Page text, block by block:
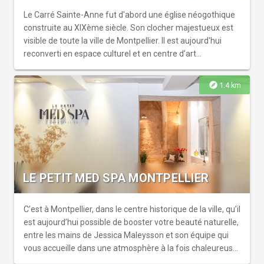
français, de Veronese et Zurbaran à Pierre Soulages, en
passant par Delacroix, Courbet et Frédéric Bazille.
Le Carré Sainte-Anne fut d'abord une église néogothique
construite au XIXème siècle. Son clocher majestueux est
visible de toute la ville de Montpellier. Il est aujourd'hui
reconverti en espace culturel et en centre d’art
toujours cherché à privilégier les artistes contemporains
locaux (peintres, photographes, plasticiens etc...) en leur
offrant un espace culturel dédié à tous les arts. Sa nef
réaménagée propose un espace de 600 m2.
explore 1.4 km
LE PETIT MED SPA MONTPELLIER
C’est à Montpellier, dans le centre historique de la ville, qu’il
est aujourd’hui possible de booster votre beauté naturelle,
entre les mains de Jessica Maleysson et son équipe qui
vous accueille dans une atmosphère à la fois chaleureuse